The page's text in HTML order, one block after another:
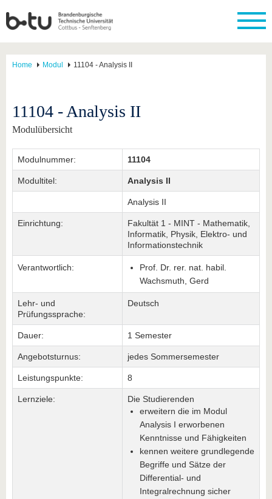
Home Modul 11104 - Analysis II
11104 - Analysis II
Modulübersicht
Modulnummer: 11104
Modultitel: Analysis II
Analysis II
Einrichtung:
Fakultät 1 - MINT - Mathematik,
Informatik, Physik, Elektro- und
Informationstechnik
Verantwortlich:
Prof. Dr. rer. nat. habil.
Wachsmuth, Gerd
Lehr- und
Prüfungssprache:
Deutsch
Dauer: 1 Semester
Angebotsturnus: jedes Sommersemester
Leistungspunkte: 8
Lernziele:
Die Studierenden
erweitern die im Modul
Analysis I erworbenen
Kenntnisse und Fähigkeiten
kennen weitere grundlegende
Begriffe und Sätze der
Differential- und
Integralrechnung sicher